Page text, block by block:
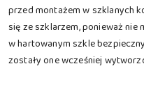
przed montażem w szklanych
się ze szklarzem, ponieważ
w hartowanym szkle
zostały one wcześniej